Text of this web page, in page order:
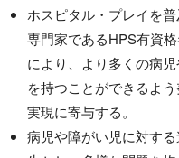
ホスピタル・プレイを
専門家であるHPS有資
により、より多くの病
を持つことができるよ
実現に寄与する。
病児や障がい児に対す